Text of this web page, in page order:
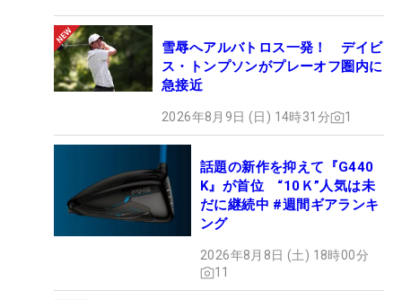
雪辱へアルバトロス一発！ デイビ
ス・トンプソンがプレーオフ圏内に
急接近
2026年8月9日 (日) 14時31分 1
話題の新作を抑えて『G440
K』が首位 “10Ｋ”人気は未
だに継続中 #週間ギアランキ
ング
2026年8月8日 (土) 18時00分
11